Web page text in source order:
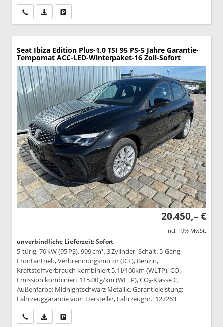
Wir rufen Sie anPDF-Datei, Fahrzeugexposé drucken
Seat Ibiza Edition Plus-1,0 TSI 95 PS-5 Jahre Garantie-
Tempomat ACC-LED-Winterpaket-16 Zoll-Sofort
20.450,– €
incl. 19% MwSt.
unverbindliche Lieferzeit: Sofort
5-türig, 70 kW (95 PS), 999 cm³, 3 Zylinder, Schalt. 5-Gang,
Frontantrieb, Verbrennungsmotor (ICE), Benzin,
Kraftstoffverbrauch kombiniert 5,1 l/100km (WLTP), CO₂-
Emission kombiniert 115.00 g/km (WLTP), CO₂-Klasse C,
Außenfarbe: Midnightschwarz Metallic, Garantieleistung:
Fahrzeuggarantie vom Hersteller, Fahrzeugnr.: 127263
Wir rufen Sie anPDF-Datei, Fahrzeugexposé drucken